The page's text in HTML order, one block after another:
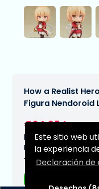
Este sitio web
la experiencia
Declaración de
How a Realist
Figura Nendoroid
€64,95
Fecha de
N/A
Tipo: